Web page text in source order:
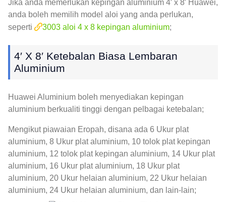
Jika anda memerlukan kepingan aluminium 4′ x 8′ Huawei,
anda boleh memilih model aloi yang anda perlukan,
seperti
3003 aloi 4 x 8 kepingan aluminium;
4′ X 8′ Ketebalan Biasa Lembaran
Aluminium
Huawei Aluminium boleh menyediakan kepingan
aluminium berkualiti tinggi dengan pelbagai ketebalan;
Mengikut piawaian Eropah, disana ada 6 Ukur plat
aluminium, 8 Ukur plat aluminium, 10 tolok plat kepingan
aluminium, 12 tolok plat kepingan aluminium, 14 Ukur plat
aluminium, 16 Ukur plat aluminium, 18 Ukur plat
aluminium, 20 Ukur helaian aluminium, 22 Ukur helaian
aluminium, 24 Ukur helaian aluminium, dan lain-lain;